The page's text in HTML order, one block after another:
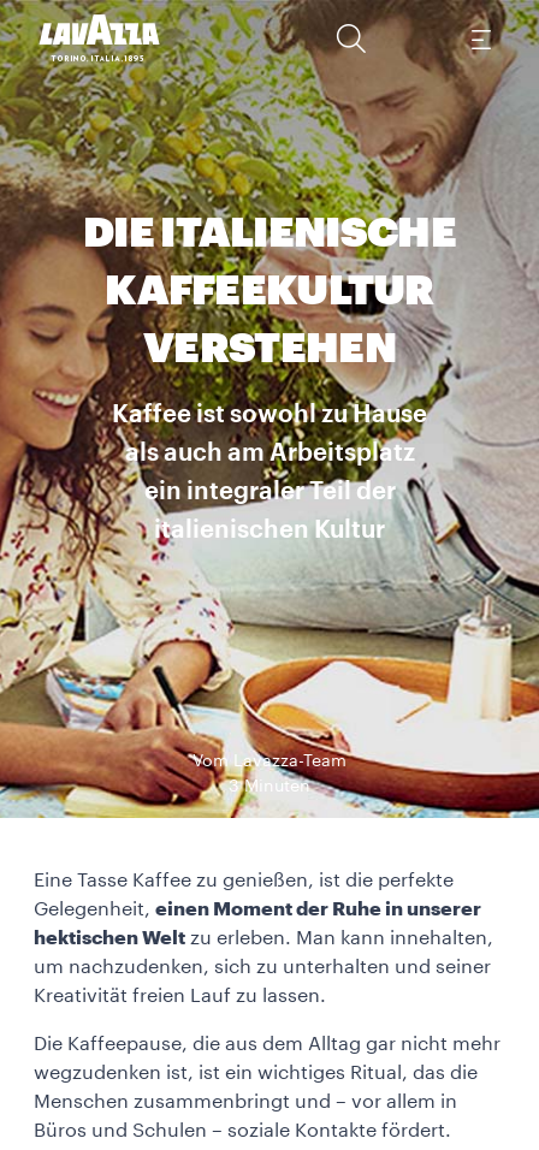
DIE ITALIENISCHE
KAFFEEKULTUR
VERSTEHEN
Kaffee ist sowohl zu Hause
als auch am Arbeitsplatz
ein integraler Teil der
italienischen Kultur
Vom Lavazza-Team
3 Minuten
Eine Tasse Kaffee zu genießen, ist die perfekte
Gelegenheit, einen Moment der Ruhe in unserer
hektischen Welt zu erleben. Man kann innehalten,
um nachzudenken, sich zu unterhalten und seiner
Kreativität freien Lauf zu lassen.
Die Kaffeepause, die aus dem Alltag gar nicht mehr
wegzudenken ist, ist ein wichtiges Ritual, das die
Menschen zusammenbringt und – vor allem in
Büros und Schulen – soziale Kontakte fördert.